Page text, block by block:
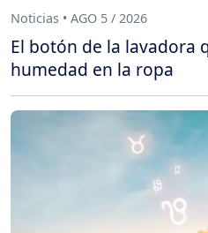
Noticias • AGO 5 / 2026
El botón de la lavadora
humedad en la ropa